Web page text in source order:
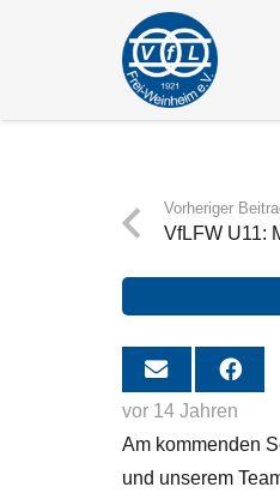
Vorheriger
VfLFW U11:
vor 14 Jahren
Am kommenden
und unserem